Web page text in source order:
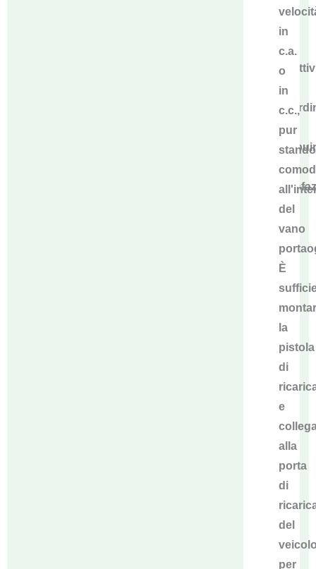
che
offre
una
che
alla
dei
vostri
clienti.
in
c.a.
o
in
c.c.,
pur
stando
del
vano
È
la
pistola
di
e
alla
porta
di
del
per